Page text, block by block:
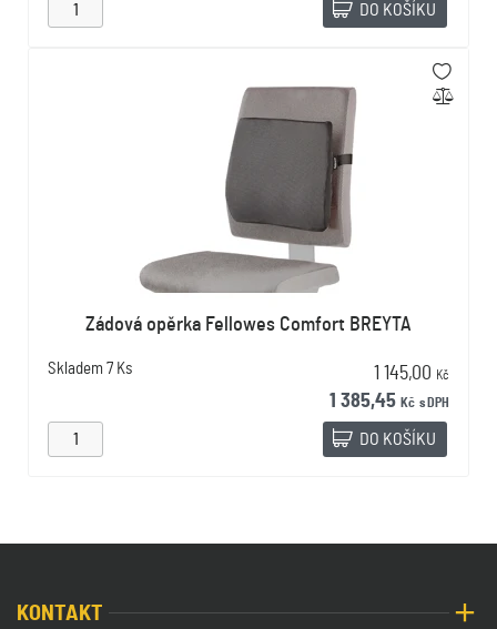
DO KOŠÍKU
Zádová opěrka Fellowes Comfort BREYTA
Skladem 7 Ks 1 145,00 Kč
1 385,45 Kč s DPH
DO KOŠÍKU
KONTAKT